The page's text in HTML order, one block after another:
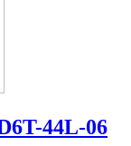
44L-06